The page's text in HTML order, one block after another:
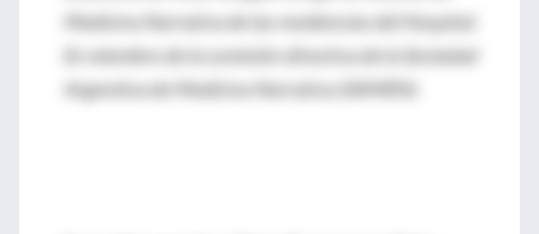
Medicina Narrativa de las residencias del Hospital.
Es miembro de la comisión directiva de la Sociedad
Argentina de Medicina Narrativa (SAMEN).